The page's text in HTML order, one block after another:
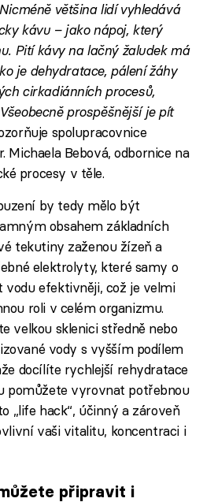
většina lidí vyhledává
kávu – jako nápoj, který
Pití kávy na lačný žaludek má
je dehydratace, pálení žáhy
cirkadiánních procesů,
prospěšnější je pít
spolupracovnice
Michaela Bebová, odbornice na
procesy v těle.
by tedy mělo být
obsahem základních
tekutiny zaženou žízeň a
elektrolyty, které samy o
efektivněji, což je velmi
roli v celém organizmu.
velkou sklenici středně nebo
vody s vyšším podílem
docílíte rychlejší rehydratace
pomůžete vyrovnat potřebnou
„life hack“, účinný a zároveň
vaši vitalitu, koncentraci i
připravit i